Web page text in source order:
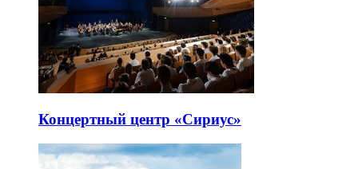
Концертный центр «Сириус»